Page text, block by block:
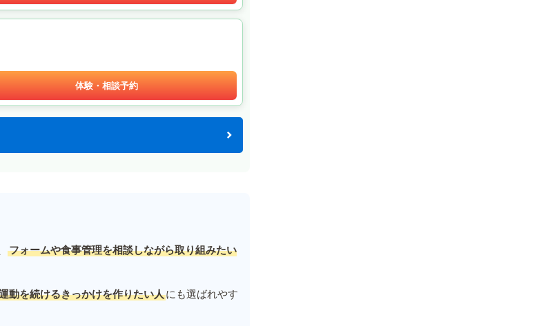
体験・相談予約
フォームや食事管理を相談しながら取り組みたい
動を続けるきっかけを作りたい人にも選ばれやす